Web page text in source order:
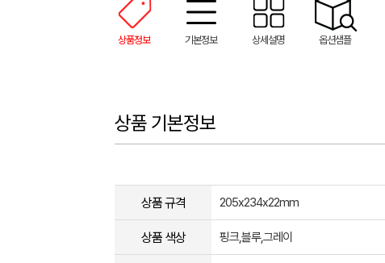
상품정보 기본정보 상세설명 옵션샘플
상품 기본정보
상품 규격 205x234x22mm
상품 색상 핑크,블루,그레이